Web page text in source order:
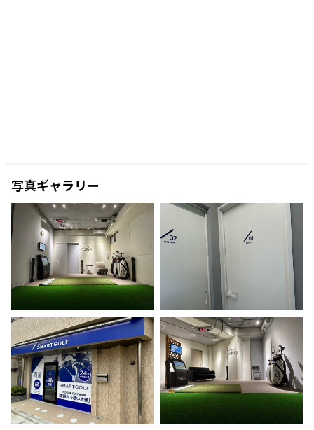
写真ギャラリー